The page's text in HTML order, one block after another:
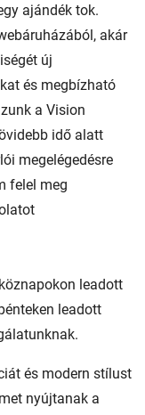
ajándék tok.
akár
új
és megbízható
a Vision
idő alatt
megelégedésre
felel meg
leadott
leadott
és modern stílust
nyújtanak a